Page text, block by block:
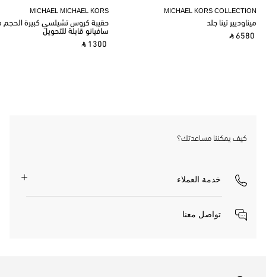
MICHAEL MICHAEL KORS
حقيبة كروس تشيلسي كبيرة الحجم
سافيانو قابلة للتحويل
‎ ⃁ 1300 ‎
MICHAEL KORS COLLECTION
ميناوديير تينا جلد
‎ ⃁ 6580 ‎
كيف يمكننا مساعدتك؟
خدمة العملاء
تواصل معنا